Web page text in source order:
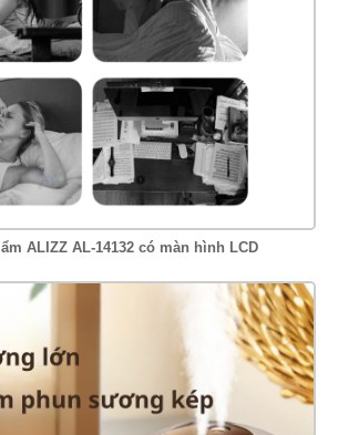
ALIZZ AL-14132 có màn hình LCD